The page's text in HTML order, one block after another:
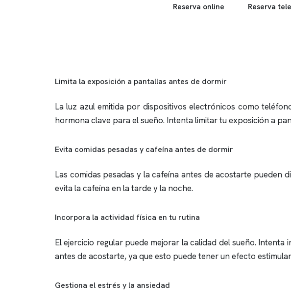
Reserva online Reserva
Limita la exposición a pantallas antes de dormir
La luz azul emitida por dispositivos electrónicos como
hormona clave para el sueño. Intenta limitar tu exposición a
Evita comidas pesadas y cafeína antes de dormir
Las comidas pesadas y la cafeína antes de acostarte pueden
evita la cafeína en la tarde y la noche.
Incorpora la actividad física en tu rutina
El ejercicio regular puede mejorar la calidad del sueño.
antes de acostarte, ya que esto puede tener un efecto
Gestiona el estrés y la ansiedad